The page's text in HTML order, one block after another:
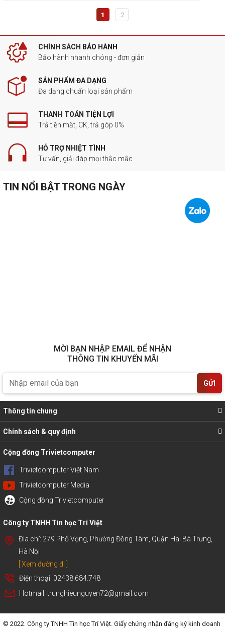
1 2
CHÍNH SÁCH BẢO HÀNH
Bảo hành nhanh chóng - đơn giản
SẢN PHẨM ĐA DẠNG
Đa dạng chuẩn loại sản phẩm
THANH TOÁN TIỆN LỢI
Trả tiền mặt, CK, trả góp 0%
HỖ TRỢ NHIỆT TÌNH
Tư vấn, giải đáp mọi thắc mắc
TIN NỔI BẬT TRONG NGÀY
MỜI BẠN NHẬP EMAIL ĐỂ NHẬN
THÔNG TIN KHUYẾN MÃI
GỬI
Thông tin chung
Chính sách & quy định
Cộng đồng Trivietcomputer
Trivietcomputer Việt Nam
Trivietcomputer Media
Cộng đồng Trivietcomputer
Công ty TNHH Tin học Trí Việt
Địa chỉ: 279 Phố Vọng, Phường Đồng Tâm, Quận Hai Bà Trưng,
Hà Nội
[ Xem đường đi ]
Điện thoại: 02438.684.748
Hotmail: trunghieunguyen72@gmail.com
© 2022. Công ty TNHH Tin học Trí Việt. Giấy chứng nhận đăng ký kinh doanh